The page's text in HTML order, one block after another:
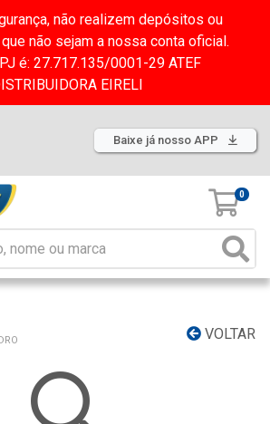
não realizem depósitos ou
não sejam a nossa conta oficial.
é: 27.717.135/0001-29 ATEF
EIRELI
Baixe já nosso APP
0
VOLTAR